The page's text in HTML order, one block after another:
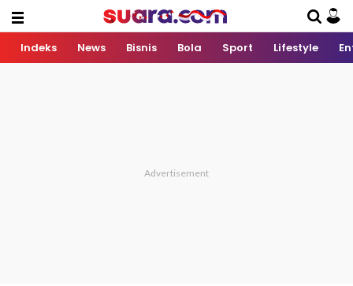
Indeks News Bisnis Bola Sport Lifestyle